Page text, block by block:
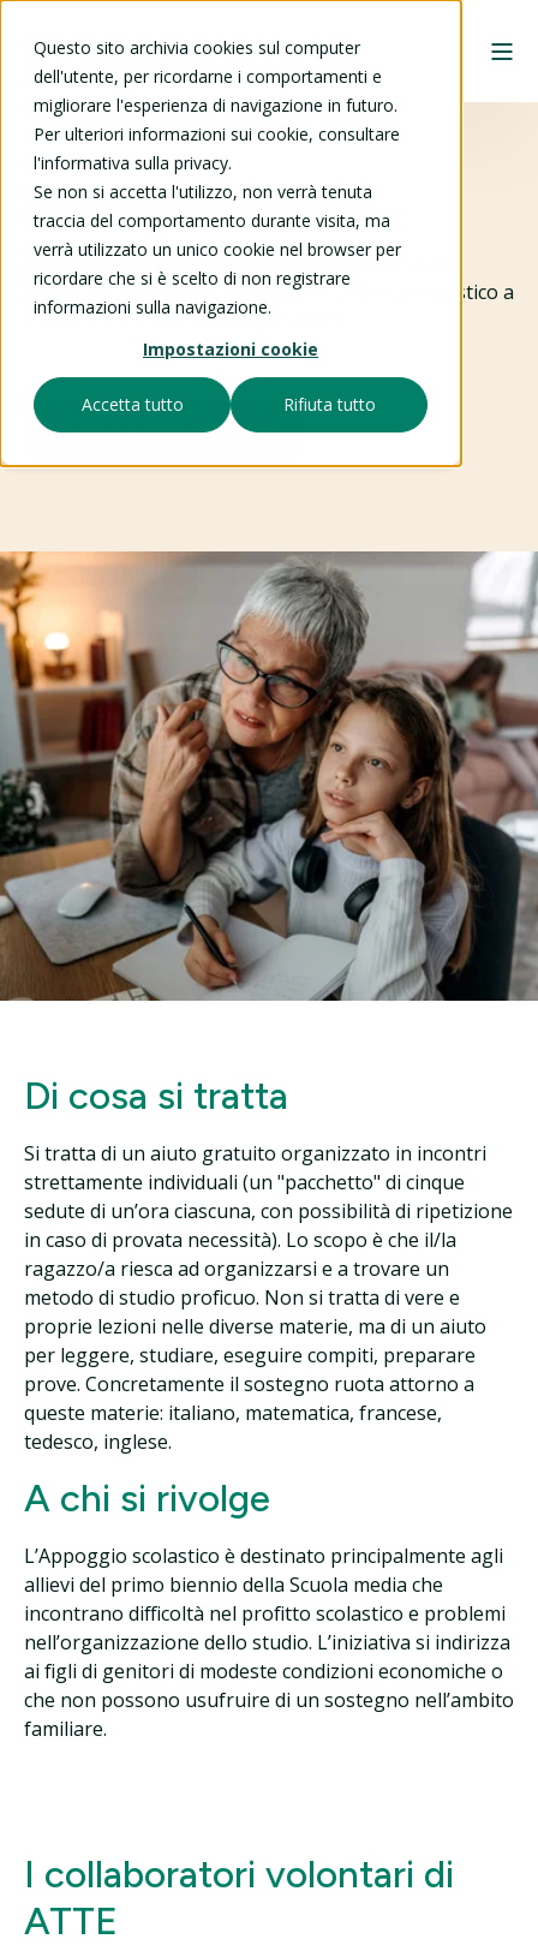
Questo sito archivia cookies sul computer
dell'utente, per ricordarne i comportamenti e
migliorare l'esperienza di navigazione in futuro.
Per ulteriori informazioni sui cookie, consultare
l'informativa sulla privacy.
Se non si accetta l'utilizzo, non verrà tenuta
traccia del comportamento durante visita, ma
verrà utilizzato un unico cookie nel browser per
ricordare che si è scelto di non registrare
informazioni sulla navigazione.
Impostazioni cookie
Accetta tutto Rifiuta tutto
Appoggio scolastico
Aiutiamo gli allievi del primo biennio della Scuola
media che incontrano difficoltà nel profitto scolastico a
studiare e imparare ad organizzarsi.
DIVENTA VOLONTARIO
Di cosa si tratta
Si tratta di un aiuto gratuito organizzato in incontri
strettamente individuali (un "pacchetto" di cinque
sedute di un’ora ciascuna, con possibilità di ripetizione
in caso di provata necessità). Lo scopo è che il/la
ragazzo/a riesca ad organizzarsi e a trovare un
metodo di studio proficuo. Non si tratta di vere e
proprie lezioni nelle diverse materie, ma di un aiuto
per leggere, studiare, eseguire compiti, preparare
prove. Concretamente il sostegno ruota attorno a
queste materie: italiano, matematica, francese,
tedesco, inglese.
A chi si rivolge
L’Appoggio scolastico è destinato principalmente agli
allievi del primo biennio della Scuola media che
incontrano difficoltà nel profitto scolastico e problemi
nell’organizzazione dello studio. L’iniziativa si indirizza
ai figli di genitori di modeste condizioni economiche o
che non possono usufruire di un sostegno nell’ambito
familiare.
I collaboratori volontari di
ATTE